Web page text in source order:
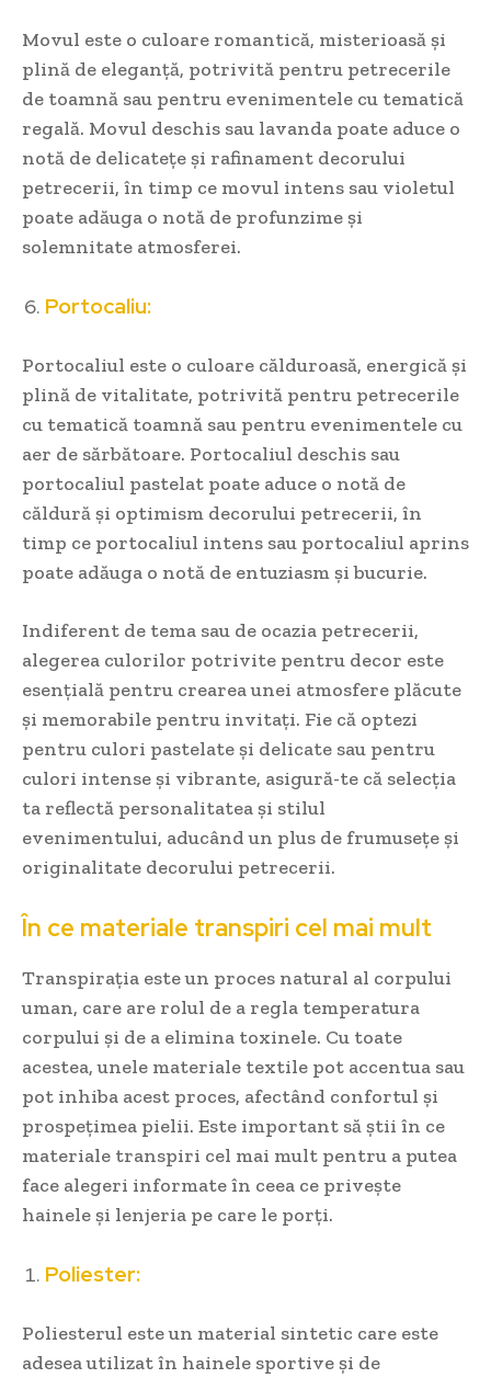
Movul este o culoare romantică, misterioasă și
plină de eleganță, potrivită pentru petrecerile
de toamnă sau pentru evenimentele cu tematică
regală. Movul deschis sau lavanda poate aduce o
notă de delicatețe și rafinament decorului
petrecerii, în timp ce movul intens sau violetul
poate adăuga o notă de profunzime și
solemnitate atmosferei.
Portocaliu:
Portocaliul este o culoare călduroasă, energică și
plină de vitalitate, potrivită pentru petrecerile
cu tematică toamnă sau pentru evenimentele cu
aer de sărbătoare. Portocaliul deschis sau
portocaliul pastelat poate aduce o notă de
căldură și optimism decorului petrecerii, în
timp ce portocaliul intens sau portocaliul aprins
poate adăuga o notă de entuziasm și bucurie.
Indiferent de tema sau de ocazia petrecerii,
alegerea culorilor potrivite pentru decor este
esențială pentru crearea unei atmosfere plăcute
și memorabile pentru invitați. Fie că optezi
pentru culori pastelate și delicate sau pentru
culori intense și vibrante, asigură-te că selecția
ta reflectă personalitatea și stilul
evenimentului, aducând un plus de frumusețe și
originalitate decorului petrecerii.
În ce materiale transpiri cel mai mult
Transpirația este un proces natural al corpului
uman, care are rolul de a regla temperatura
corpului și de a elimina toxinele. Cu toate
acestea, unele materiale textile pot accentua sau
pot inhiba acest proces, afectând confortul și
prospețimea pielii. Este important să știi în ce
materiale transpiri cel mai mult pentru a putea
face alegeri informate în ceea ce privește
hainele și lenjeria pe care le porți.
Poliester:
Poliesterul este un material sintetic care este
adesea utilizat în hainele sportive și de